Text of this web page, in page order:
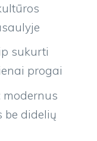
sukurti
progai
modernus
be didelių